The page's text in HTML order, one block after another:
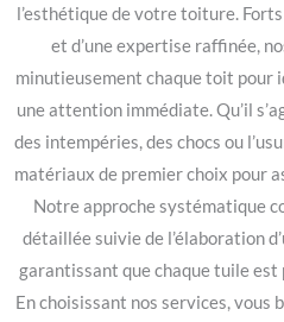
l’esthétique de votre toiture.
et d’une expertise raffinée,
minutieusement chaque toit
une attention immédiate. Qu’il
des intempéries, des chocs ou
matériaux de premier choix pour
Notre approche systématique
détaillée suivie de l’élaboration
garantissant que chaque tuile
En choisissant nos services, vous